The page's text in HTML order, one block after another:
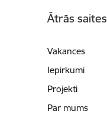
Ātrās saites
Vakances
Iepirkumi
Projekti
Par mums